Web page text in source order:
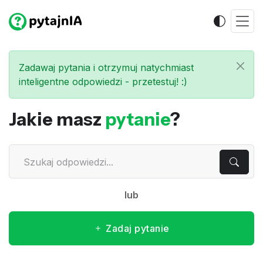
Zadawaj pytania i otrzymuj natychmiast
inteligentne odpowiedzi - przetestuj! :)
Jakie masz pytanie?
lub
Zadaj pytanie